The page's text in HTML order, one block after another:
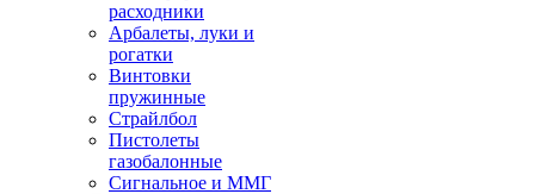
расходники
Арбалеты, луки и
рогатки
Винтовки
пружинные
Страйлбол
Пистолеты
газобалонные
Сигнальное и ММГ